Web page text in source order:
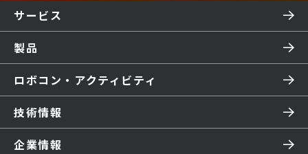
サービス
製品
ロボコン・アクティビティ
技術情報
企業情報